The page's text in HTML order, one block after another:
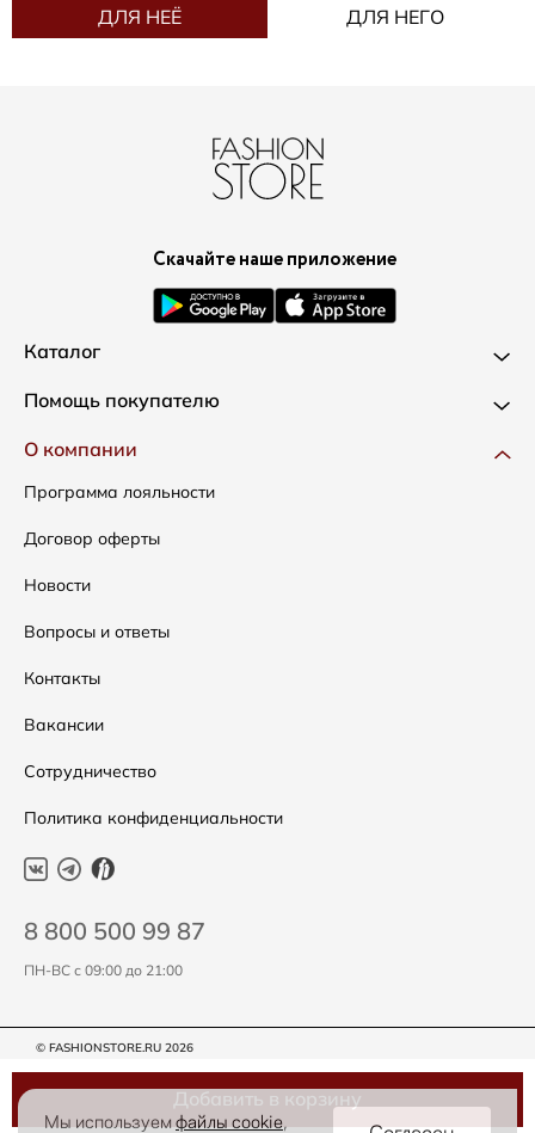
Добавить в корзину
ДЛЯ НЕЁ ДЛЯ НЕГО
Скачайте наше приложение
Каталог
Новинки
Одежда
Сумки
Аксессуары
Распродажа
Подарочные сертификаты
Помощь покупателю
Доставка и оплата
Как оформить заказ
Условия возвратов
Таблица размеров
Уход за одеждой
О компании
Программа лояльности
Договор оферты
Новости
Вопросы и ответы
Контакты
Вакансии
Сотрудничество
Политика конфиденциальности
8 800 500 99 87
ПН-ВС с 09:00 до 21:00
© FASHIONSTORE.RU 2026
Мы используемфайлы cookie